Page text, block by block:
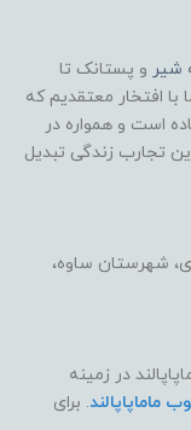
شیر و پستانک تا
با افتخار معتقدیم که
است و همواره در
تجارب زندگی تبدیل
شهرستان ساوه،
در زمینه
ماماپاپالند. برای